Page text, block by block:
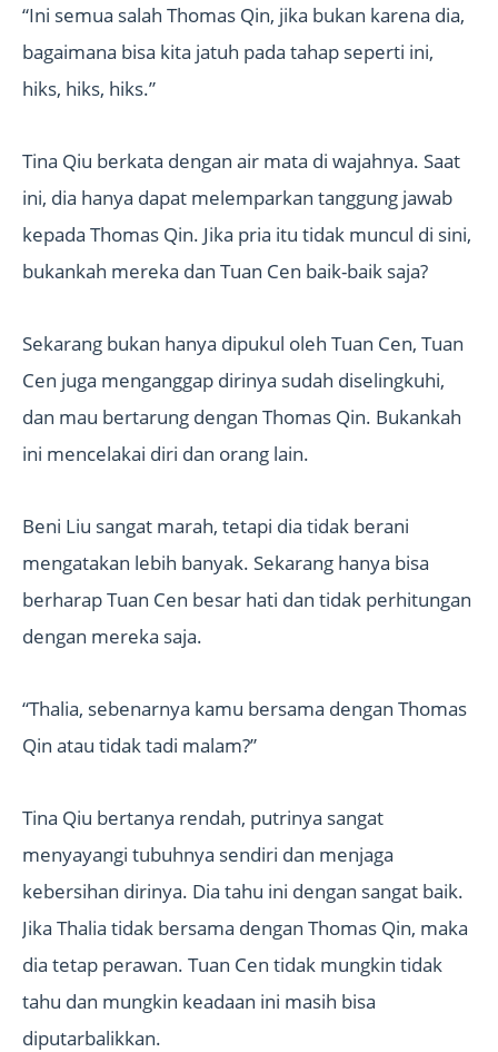
“Ini semua salah Thomas Qin, jika bukan karena dia,
bagaimana bisa kita jatuh pada tahap seperti ini,
hiks, hiks, hiks.”
Tina Qiu berkata dengan air mata di wajahnya. Saat
ini, dia hanya dapat melemparkan tanggung jawab
kepada Thomas Qin. Jika pria itu tidak muncul di sini,
bukankah mereka dan Tuan Cen baik-baik saja?
Sekarang bukan hanya dipukul oleh Tuan Cen, Tuan
Cen juga menganggap dirinya sudah diselingkuhi,
dan mau bertarung dengan Thomas Qin. Bukankah
ini mencelakai diri dan orang lain.
Beni Liu sangat marah, tetapi dia tidak berani
mengatakan lebih banyak. Sekarang hanya bisa
berharap Tuan Cen besar hati dan tidak perhitungan
dengan mereka saja.
“Thalia, sebenarnya kamu bersama dengan Thomas
Qin atau tidak tadi malam?”
Tina Qiu bertanya rendah, putrinya sangat
menyayangi tubuhnya sendiri dan menjaga
kebersihan dirinya. Dia tahu ini dengan sangat baik.
Jika Thalia tidak bersama dengan Thomas Qin, maka
dia tetap perawan. Tuan Cen tidak mungkin tidak
tahu dan mungkin keadaan ini masih bisa
diputarbalikkan.